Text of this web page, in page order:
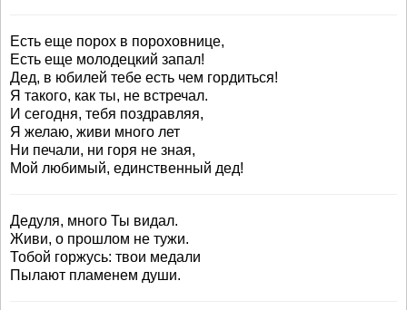
Есть еще порох в пороховнице,
Есть еще молодецкий запал!
Дед, в юбилей тебе есть чем гордиться!
Я такого, как ты, не встречал.
И сегодня, тебя поздравляя,
Я желаю, живи много лет
Ни печали, ни горя не зная,
Мой любимый, единственный дед!
Дедуля, много Ты видал.
Живи, о прошлом не тужи.
Тобой горжусь: твои медали
Пылают пламенем души.